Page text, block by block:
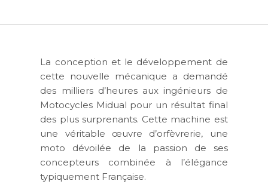
La conception et le développement de
cette nouvelle mécanique a demandé
des milliers d’heures aux ingénieurs de
Motocycles Midual pour un résultat final
des plus surprenants. Cette machine est
une véritable œuvre d’orfèvrerie, une
moto dévoilée de la passion de ses
concepteurs combinée à l’élégance
typiquement Française.